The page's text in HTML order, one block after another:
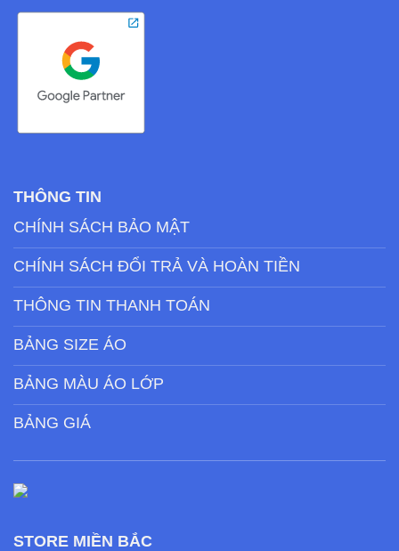
THÔNG TIN
CHÍNH SÁCH BẢO MẬT
CHÍNH SÁCH ĐỔI TRẢ VÀ HOÀN TIỀN
THÔNG TIN THANH TOÁN
BẢNG SIZE ÁO
BẢNG MÀU ÁO LỚP
BẢNG GIÁ
STORE MIỀN BẮC